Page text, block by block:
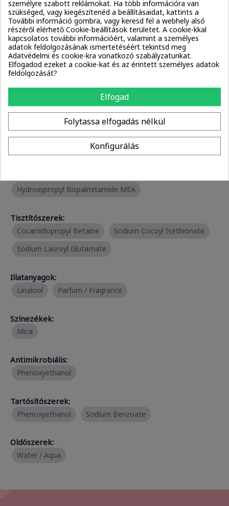
Hydroxypropyl Bispalmitamide MEA Mica
Emulgeálószerek:
PEG-100 Stearate
Aminomethyl Propanol
Laureth-9
PEG-3 Distearate
Polyhydroxystearic Acid
Sodium Lauroyl Lactylate
Habképző anyagok:
PEG-100 Stearate Cocamidopropyl Betaine
Emolliensek:
Hydroxypropyl Bispalmitamide MEA
Tisztítószerek:
Cocamidopropyl Betaine
Sodium Cocoyl Isethionate
Sodium Lauroyl Glutamate
Illatanyagok:
Linalool Parfum / Fragrance
Színezékek:
Mica
Antimikrobiális:
Phenoxyethanol
Tartósítószerek:
Phenoxyethanol Sodium Benzoate
Oldószerek:
Water / Aqua
személyre szabott reklámokat. Ha több információra van
szükséged, vagy kiegészítenéd a beállításaidat, kattints a
További információ gombra, vagy keresd fel a webhely alsó
részéről elérhető Cookie-beállítások területet. A cookie-kkal
kapcsolatos további információért, valamint a személyes
adatok feldolgozásának ismertetéséért tekintsd meg
Adatvédelmi és cookie-kra vonatkozó szabályzatunkat.
Elfogadod ezeket a cookie-kat és az érintett személyes adatok
feldolgozását?
Elfogad
Folytassa elfogadás nélkül
Konfigurálás